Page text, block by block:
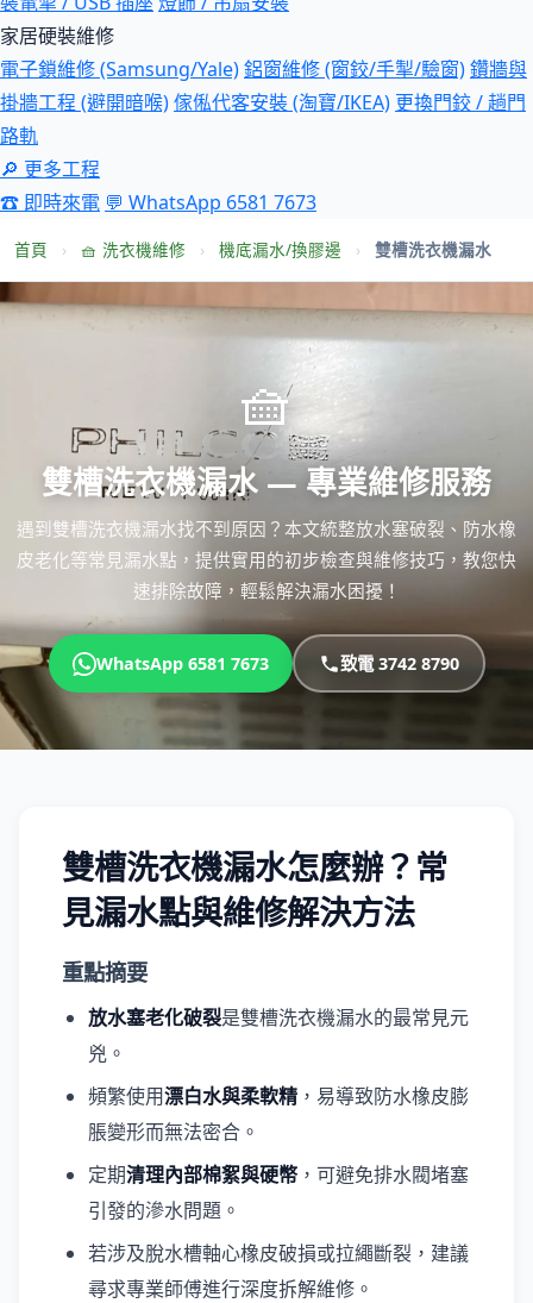
家居硬裝維修
電子鎖維修 (Samsung/Yale)鋁窗維修 (窗鉸/手掣/驗窗)鑽牆與
掛牆工程 (避開暗喉)傢俬代客安裝 (淘寶/IKEA) 更換門鉸 / 趟門
路軌
🔎 更多工程
☎ 即時來電 💬 WhatsApp 6581 7673
首頁 › 🧺 洗衣機維修 › 機底漏水/換膠邊 › 雙槽洗衣機漏水
🧺
雙槽洗衣機漏水 — 專業維修服務
遇到雙槽洗衣機漏水找不到原因？本文統整放水塞破裂、防水橡
皮老化等常見漏水點，提供實用的初步檢查與維修技巧，教您快
速排除故障，輕鬆解決漏水困擾！
WhatsApp 6581 7673 致電 3742 8790
雙槽洗衣機漏水怎麼辦？常
見漏水點與維修解決方法
重點摘要
放水塞老化破裂是雙槽洗衣機漏水的最常見元
兇。
頻繁使用漂白水與柔軟精 ，易導致防水橡皮膨
脹變形而無法密合。
定期清理內部棉絮與硬幣 ，可避免排水閥堵塞
引發的滲水問題。
若涉及脫水槽軸心橡皮破損或拉繩斷裂，建議
尋求專業師傅進行深度拆解維修。